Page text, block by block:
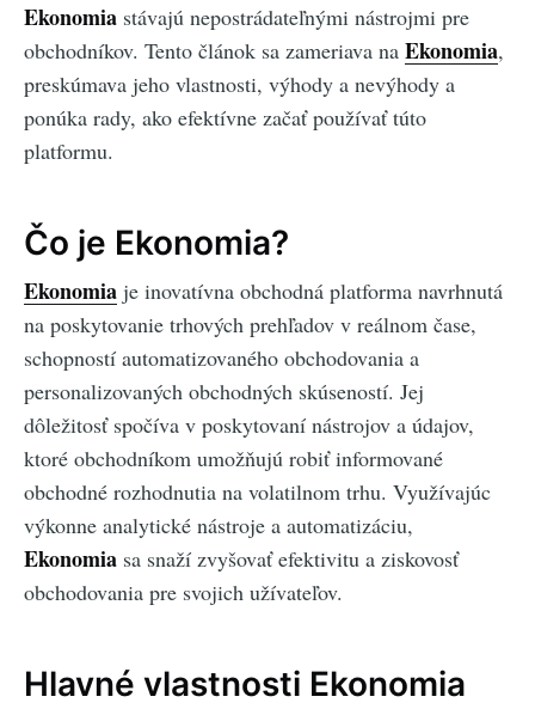
Ekonomia stávajú nepostrádateľnými nástrojmi pre
obchodníkov. Tento článok sa zameriava na Ekonomia,
preskúmava jeho vlastnosti, výhody a nevýhody a
ponúka rady, ako efektívne začať používať túto
platformu.
Čo je Ekonomia?
Ekonomia je inovatívna obchodná platforma navrhnutá
na poskytovanie trhových prehľadov v reálnom čase,
schopností automatizovaného obchodovania a
personalizovaných obchodných skúseností. Jej
dôležitosť spočíva v poskytovaní nástrojov a údajov,
ktoré obchodníkom umožňujú robiť informované
obchodné rozhodnutia na volatilnom trhu. Využívajúc
výkonne analytické nástroje a automatizáciu,
Ekonomia sa snaží zvyšovať efektivitu a ziskovosť
obchodovania pre svojich užívateľov.
Hlavné vlastnosti Ekonomia